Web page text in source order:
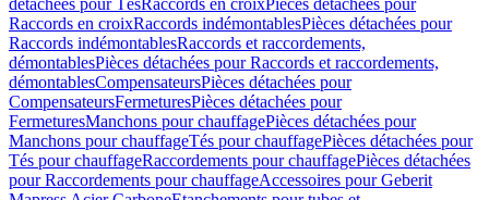
détachées pour TésRaccords en croixPièces détachées pour
Raccords en croixRaccords indémontablesPièces détachées pour
Raccords indémontablesRaccords et raccordements,
démontablesPièces détachées pour Raccords et raccordements,
démontablesCompensateursPièces détachées pour
CompensateursFermeturesPièces détachées pour
FermeturesManchons pour chauffagePièces détachées pour
Manchons pour chauffageTés pour chauffagePièces détachées pour
Tés pour chauffageRaccordements pour chauffagePièces détachées
pour Raccordements pour chauffageAccessoires pour Geberit